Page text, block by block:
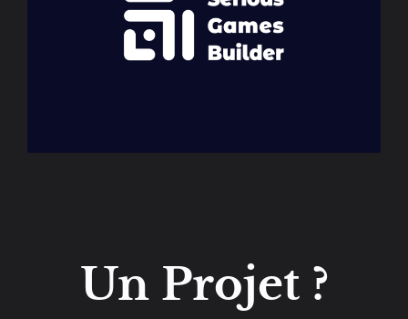
Un Projet ?